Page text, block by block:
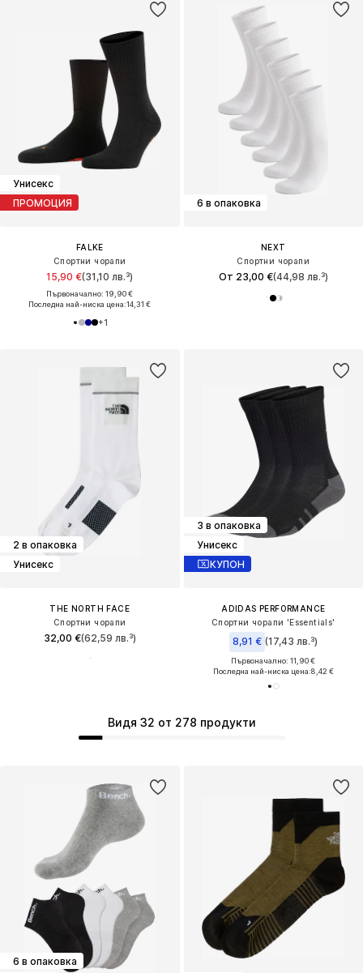
Унисекс
ПРОМОЦИЯ
FALKE
Спортни чорапи
15,90 €(31,10 лв.³)
Първоначално: 19,90 €
Последна най-ниска цена:14,31 €
+1
6 в опаковка
NEXT
Спортни чорапи
От 23,00 €(44,98 лв.³)
2 в опаковка
Унисекс
THE NORTH FACE
Спортни чорапи
32,00 €(62,59 лв.³)
3 в опаковка
Унисекс
КУПОН
ADIDAS PERFORMANCE
Спортни чорапи 'Essentials'
8,91 € (17,43 лв.³)
Първоначално: 11,90 €
Последна най-ниска цена:8,42 €
6 в опаковка
Видя 32 от 278 продукти